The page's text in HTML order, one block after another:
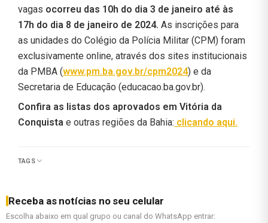
vagas ocorreu das 10h do dia 3 de janeiro até às
17h do dia 8 de janeiro de 2024. As inscrições para
as unidades do Colégio da Polícia Militar (CPM) foram
exclusivamente online, através dos sites institucionais
da PMBA (www.pm.ba.gov.br/cpm2024) e da
Secretaria de Educação (educacao.ba.gov.br).
Confira as listas dos aprovados em Vitória da
Conquista e outras regiões da Bahia: clicando aqui.
TAGS
Receba as notícias no seu celular
Escolha abaixo em qual grupo ou canal do WhatsApp entrar: